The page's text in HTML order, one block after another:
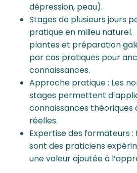
dépression, peau).
Stages de plusieurs jours
pratique en milieu naturel.
plantes et préparation
par cas pratiques pour
connaissances.
Approche pratique : Les
stages permettent
connaissances théoriques
réelles.
Expertise des formateurs
sont des praticiens
une valeur ajoutée à